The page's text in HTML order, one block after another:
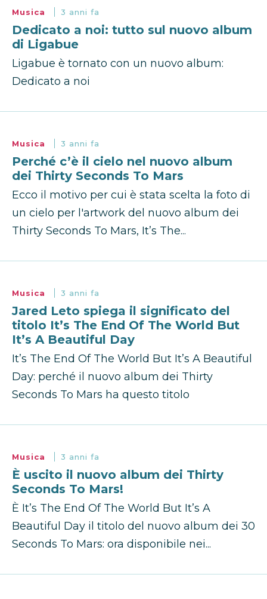
Musica 3 anni fa
Dedicato a noi: tutto sul nuovo album
di Ligabue
Ligabue è tornato con un nuovo album:
Dedicato a noi
Musica 3 anni fa
Perché c’è il cielo nel nuovo album
dei Thirty Seconds To Mars
Ecco il motivo per cui è stata scelta la foto di
un cielo per l'artwork del nuovo album dei
Thirty Seconds To Mars, It’s The...
Musica 3 anni fa
Jared Leto spiega il significato del
titolo It’s The End Of The World But
It’s A Beautiful Day
It’s The End Of The World But It’s A Beautiful
Day: perché il nuovo album dei Thirty
Seconds To Mars ha questo titolo
Musica 3 anni fa
È uscito il nuovo album dei Thirty
Seconds To Mars!
È It’s The End Of The World But It’s A
Beautiful Day il titolo del nuovo album dei 30
Seconds To Mars: ora disponibile nei...